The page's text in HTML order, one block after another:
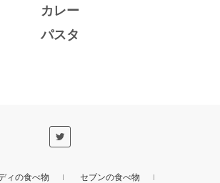
カレー
パスタ
ィの食べ物
セブンの食べ物